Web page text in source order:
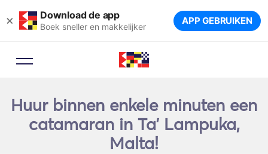
× Download de app
Boek sneller en makkelijker APP GEBRUIKEN
Huur binnen enkele minuten een
catamaran in Taʼ Lampuka,
Malta!